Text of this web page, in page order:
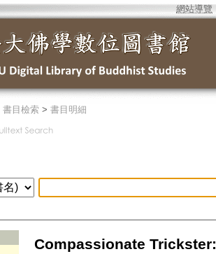
網站導覽
書目檢索 > 書目明細
Compassionate